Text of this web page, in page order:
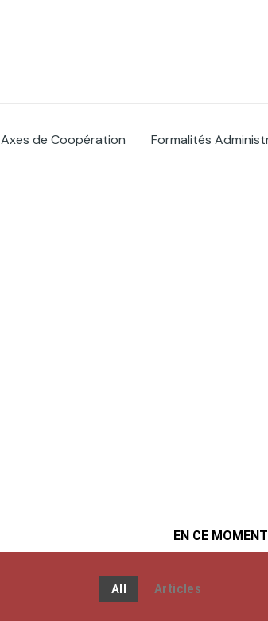
Axes de Coopération Formalités
EN CE MOMENT
All Articles